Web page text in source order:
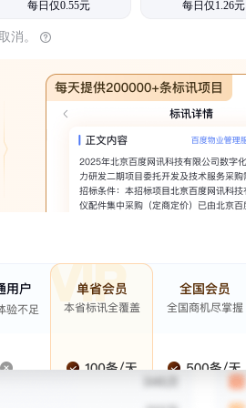
每日仅0.55元 每日仅1.26元
消。